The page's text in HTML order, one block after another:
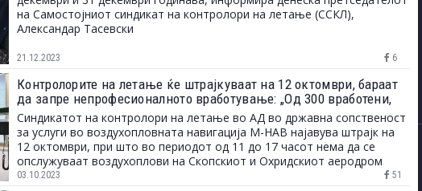
на Самостојниот синдикат на контролори на летање (ССКЛ),
Александар Тасевски
21.12.2023 6
Контролорите на летање ќе штрајкуваат на 12 октомври, бараат
да запре непрофесионалното вработување: „Од 300 вработени,
само 70 се контролори“
Синдикатот на контролори на летање во АД во државна сопственост
за услуги во воздухопловната навигација М-НАВ најавува штрајк на
12 октомври, при што во периодот од 11 до 17 часот нема да се
опслужуваат воздухоплови на Скопскиот и Охридскиот аеродром
03.10.2023 51